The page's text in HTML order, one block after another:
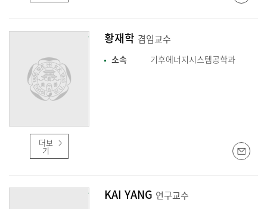
더보
기
황재학 겸임교수
소속 기후에너지시스템공학과
KAI YANG 연구교수